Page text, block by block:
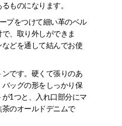
ものになります。
プをつけて細い革のベル
、取り外しができま
どを通して結んでお使
です。硬くて張りのあ
ッグの形をしっかり保
1つと、入れ口部分にマ
のオールドデニムで